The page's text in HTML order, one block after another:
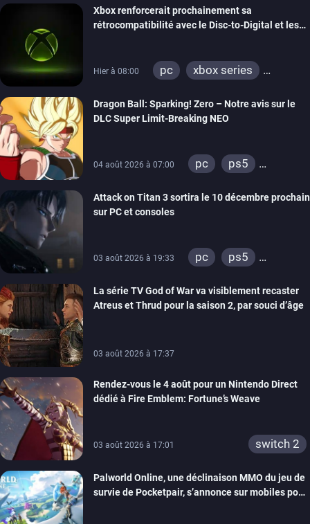
Xbox renforcerait prochainement sa
rétrocompatibilité avec le Disc-to-Digital et les
Hier à 08:00 pc
xbox series
Dragon Ball: Sparking! Zero – Notre avis sur le
DLC Super Limit-Breaking NEO
04 août 2026 à 07:00 pc
ps5
Attack on Titan 3 sortira le 10 décembre prochain
sur PC et consoles
03 août 2026 à 19:33 pc
ps5
switch 2
La série TV God of War va visiblement recaster
Atreus et Thrud pour la saison 2, par souci d’âge
03 août 2026 à 17:37
Rendez-vous le 4 août pour un Nintendo Direct
dédié à Fire Emblem: Fortune’s Weave
03 août 2026 à 17:01 switch 2
Palworld Online, une déclinaison MMO du jeu de
survie de Pocketpair, s’annonce sur mobiles pour